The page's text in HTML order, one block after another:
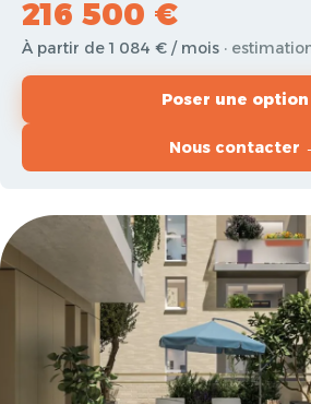
216 500 €
À partir de 1 084 € / mois ·
Poser une
Nous contacter